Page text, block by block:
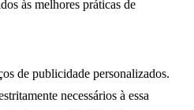
às melhores práticas de
de publicidade personalizados.
necessários à essa